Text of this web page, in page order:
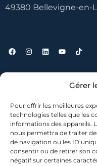
Gérer
Pour offrir les meilleures
technologies telles que les
informations des appareils.
nous permettra de traiter
de navigation ou les ID
consentir ou de retirer son
négatif sur certaines
49380 Bellevigne-en-
Contact
Où nous trouver ?
Mentions légales
Conditions générales